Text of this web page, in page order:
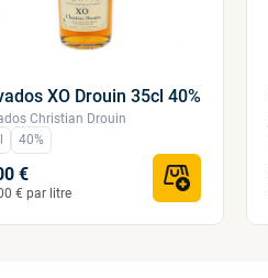
XO Drouin 35cl 40%
Christian Drouin
40%
€
€ par litre